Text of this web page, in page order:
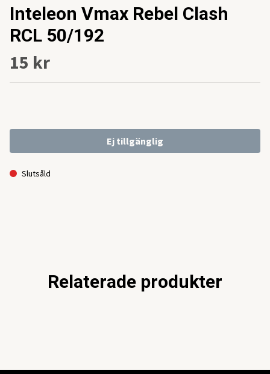
Inteleon Vmax Rebel Clash
RCL 50/192
15 kr
Ej tillgänglig
Slutsåld
Relaterade produkter